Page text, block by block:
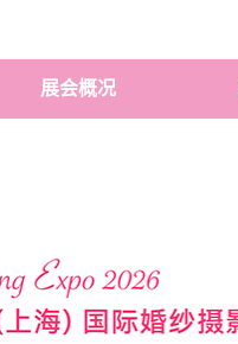
展会概况